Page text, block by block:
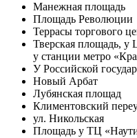
Манежная площадь
Площадь Революции
Террасы торгового
Тверская площадь,
у станции метро
У Российской
Новый Арбат
Лубянская площад
Климентовский
ул. Никольская
Площадь у ТЦ